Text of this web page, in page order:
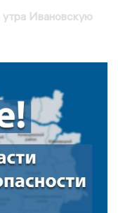
утра Ивановскую